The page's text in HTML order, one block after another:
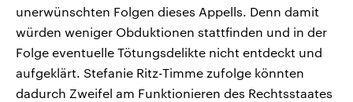
unerwünschten Folgen dieses Appells. Denn damit
würden weniger Obduktionen stattfinden und in der
Folge eventuelle Tötungsdelikte nicht entdeckt und
aufgeklärt. Stefanie Ritz-Timme zufolge könnten
dadurch Zweifel am Funktionieren des Rechtsstaates